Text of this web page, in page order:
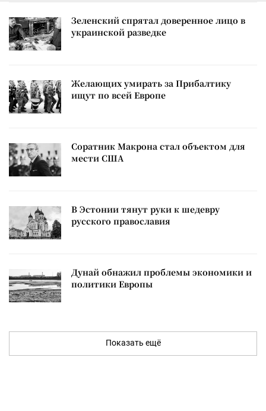
Зеленский спрятал доверенное лицо в
украинской разведке
Желающих умирать за Прибалтику
ищут по всей Европе
Соратник Макрона стал объектом для
мести США
В Эстонии тянут руки к шедевру
русского православия
Дунай обнажил проблемы экономики и
политики Европы
Показать ещё